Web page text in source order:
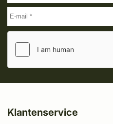
Klantenservice